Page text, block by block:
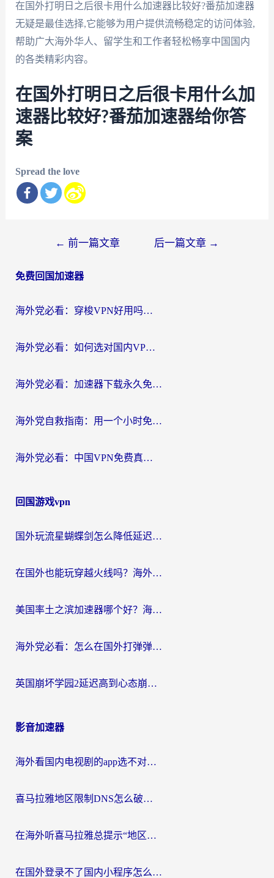
在国外打明日之后很卡用什么加速器比较好?番茄加速器
无疑是最佳选择,它能够为用户提供流畅稳定的访问体验,
帮助广大海外华人、留学生和工作者轻松畅享中国国内
的各类精彩内容。
在国外打明日之后很卡用什么加
速器比较好?番茄加速器给你答
案
Spread the love
导
← 前一篇文章 后一篇文章 →
免费回国加速器
海外党必看：穿梭VPN好用吗？和云帆VPN对比哪个回国效果更好？附真实测评+避坑指南
海外党必看：如何选对国内VPN，实现无缝访问国内资源？
海外党必看：加速器下载永久免费版真的存在吗？教你无缝访问国内资源的正确姿势
海外党自救指南：用一个小时免费加速器，轻松打破国内资源访问壁垒？
海外党必看：中国VPN免费真的靠谱吗？手把手教你选对回国加速器
回国游戏vpn
国外玩流星蝴蝶剑怎么降低延迟？海外党必看的加速秘籍（含欧洲鸣潮&彩虹岛优化攻略）
在国外也能玩穿越火线吗？海外玩家国服游戏畅玩终极指南
美国率土之滨加速器哪个好？海外党国服游戏畅玩终极指南（附多游戏解决方案）
海外党必看：怎么在国外打弹弹堂不卡？番茄加速器亲测指南
英国崩坏学园2延迟高到心态崩？海外党国服游戏加速终极指南
影音加速器
海外看国内电视剧的app选不对？这份回国加速器避坑指南帮你流畅追剧
喜马拉雅地区限制DNS怎么破？海外党听国内音乐听书的终极解决方案
在海外听喜马拉雅总提示“地区限制”？3步轻松解除+听国内音乐全攻略
在国外登录不了国内小程序怎么办？选对回国加速器，轻松解锁国内资源